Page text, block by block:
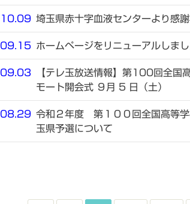
埼玉県赤十字血液センターより感
ホームページをリニューアルしまし
【テレ玉放送情報】第100回全国
モート開会式 ９月 5 日（土）
令和２年度 第１００回全国高等
玉県予選について